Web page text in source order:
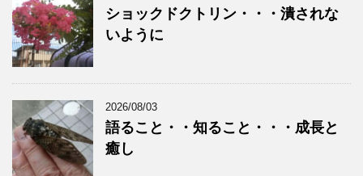
ショックドクトリン・・・潰されな
いように
2026/08/03
語ること・・知ること・・・成長と
癒し